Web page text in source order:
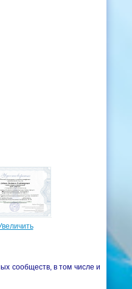
сообществ, в том числе и